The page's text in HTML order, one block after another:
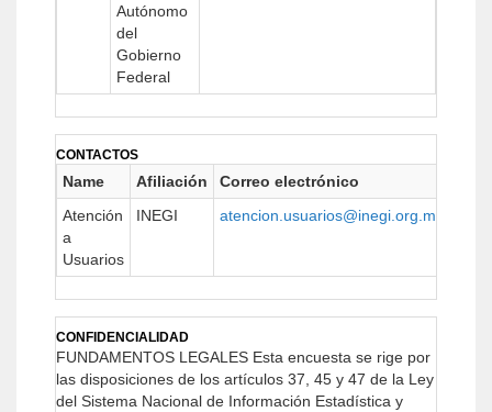
Autónomo
del
Gobierno
Federal
CONTACTOS
Name Afiliación Correo electrónico
Atención
a
Usuarios
INEGI atencion.usuarios@inegi.org.mx
CONFIDENCIALIDAD
FUNDAMENTOS LEGALES Esta encuesta se rige por
las disposiciones de los artículos 37, 45 y 47 de la Ley
del Sistema Nacional de Información Estadística y